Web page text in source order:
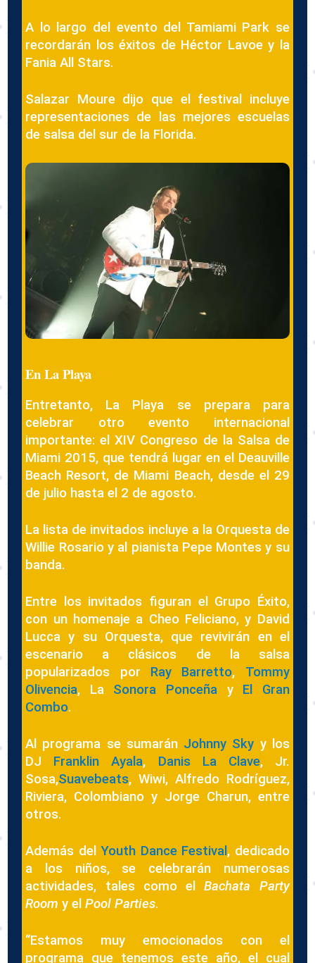
A lo largo del evento del Tamiami Park se
recordarán los éxitos de Héctor Lavoe y la
Fania All Stars.
Salazar Moure dijo que el festival incluye
representaciones de las mejores escuelas
de salsa del sur de la Florida.
En La Playa
Entretanto, La Playa se prepara para
celebrar otro evento internacional
importante: el XIV Congreso de la Salsa de
Miami 2015, que tendrá lugar en el Deauville
Beach Resort, de Miami Beach, desde el 29
de julio hasta el 2 de agosto.
La lista de invitados incluye a la Orquesta de
Willie Rosario y al pianista Pepe Montes y su
banda.
Entre los invitados figuran el Grupo Éxito,
con un homenaje a Cheo Feliciano, y David
Lucca y su Orquesta, que revivirán en el
escenario a clásicos de la salsa
popularizados por Ray Barretto, Tommy
Olivencia, La Sonora Ponceña y El Gran
Combo.
Al programa se sumarán Johnny Sky y los
DJ Franklin Ayala, Danis La Clave, Jr.
Sosa,Suavebeats, Wiwi, Alfredo Rodríguez,
Riviera, Colombiano y Jorge Charun, entre
otros.
Además delYouth Dance Festival , dedicado
a los niños, se celebrarán numerosas
actividades, tales como elBachata Party
Roomy elPool Parties.
“Estamos muy emocionados con el
programa que tenemos este año, el cual